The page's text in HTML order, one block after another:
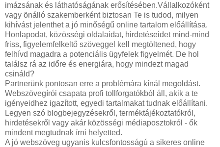
imázsának és láthatóságának erősítésében.Vállalkozóként
vagy önálló szakemberként biztosan Te is tudod, milyen
kihívást jelenthet a jó minőségű online tartalom előállítása.
Honlapodat, közösségi oldalaidat, hirdetéseidet mind-mind
friss, figyelemfelkeltő szöveggel kell megtöltened, hogy
felhívd magadra a potenciális ügyfelek figyelmét. De hol
találsz rá az időre és energiára, hogy mindezt magad
csináld?
Partnerünk pontosan erre a problémára kínál megoldást.
Webszövegírói csapata profi tollforgatókból áll, akik a te
igényeidhez igazított, egyedi tartalmakat tudnak előállítani.
Legyen szó blogbejegyzésekről, terméktájékoztatókról,
hirdetésekről vagy akár közösségi médiaposztokról - ők
mindent megtudnak írni helyetted.
A jó webszöveg ugyanis kulcsfontosságú a sikeres online